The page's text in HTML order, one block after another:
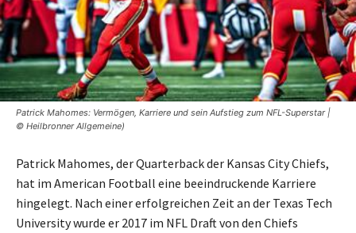
Patrick Mahomes: Vermögen, Karriere und sein Aufstieg zum NFL-Superstar |
© Heilbronner Allgemeine)
Patrick Mahomes, der Quarterback der Kansas City Chiefs,
hat im American Football eine beeindruckende Karriere
hingelegt. Nach einer erfolgreichen Zeit an der Texas Tech
University wurde er 2017 im NFL Draft von den Chiefs